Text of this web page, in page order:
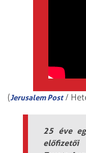
(Jerusalem Post/
25 éve